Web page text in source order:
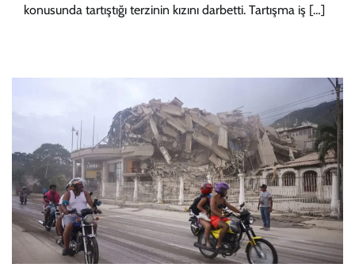
konusunda tartıştığı terzinin kızını darbetti. Tartışma iş […]